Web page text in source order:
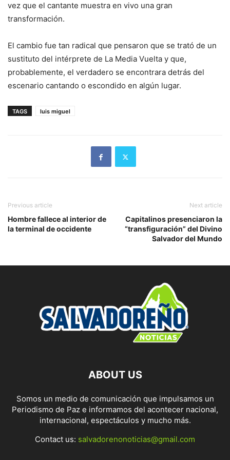
vez que el cantante muestra en vivo una gran
transformación.
El cambio fue tan radical que pensaron que se trató de un
sustituto del intérprete de La Media Vuelta y que,
probablemente, el verdadero se encontrara detrás del
escenario cantando o escondido en algún lugar.
TAGS luis miguel
Previous article
Hombre fallece al interior de
la terminal de occidente
Next article
Capitalinos presenciaron la
“transfiguración” del Divino
Salvador del Mundo
ABOUT US
Somos un medio de comunicación que impulsamos un
Periodismo de Paz e informamos del acontecer nacional,
internacional, espectáculos y mucho más.
Contact us: salvadorenonoticias@gmail.com